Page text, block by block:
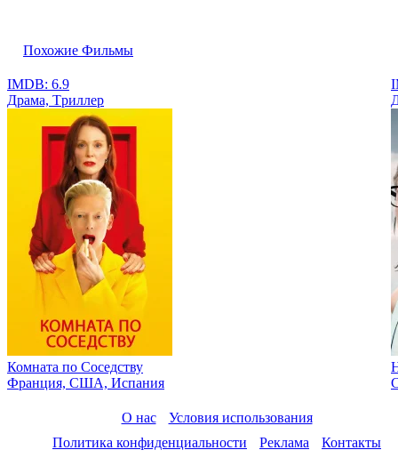
Похожие Фильмы
IMDB: 6.9
Драма, Tриллер
Комната по Cоседству
Франция, США, Испания
О нас
Условия использования
Политика конфиденциальности
Реклама Контакты